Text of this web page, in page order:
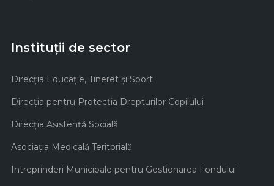
Instituții de sector
Direcţia Educaţie, Tineret şi Sport
Direcţia pentru Protecţia Drepturilor Copilului
Direcţia Asistenţă Socială
Asociaţia Medicală Teritorială
Intreprinderi Municipale pentru Gestionarea Fondului